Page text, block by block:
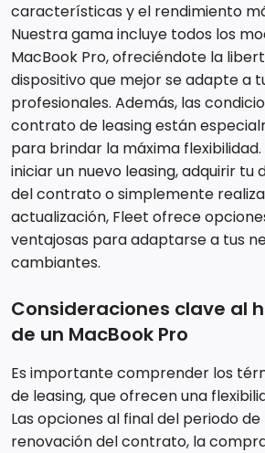
características y el rendimiento
Nuestra gama incluye todos los
MacBook Pro, ofreciéndote la
dispositivo que mejor se adapte a
profesionales. Además, las
contrato de leasing están
para brindar la máxima flexibilidad.
iniciar un nuevo leasing, adquirir tu
del contrato o simplemente
actualización, Fleet ofrece
ventajosas para adaptarse a tus
cambiantes.
Consideraciones clave al
de un MacBook Pro
Es importante comprender los
de leasing, que ofrecen una
Las opciones al final del periodo
renovación del contrato, la